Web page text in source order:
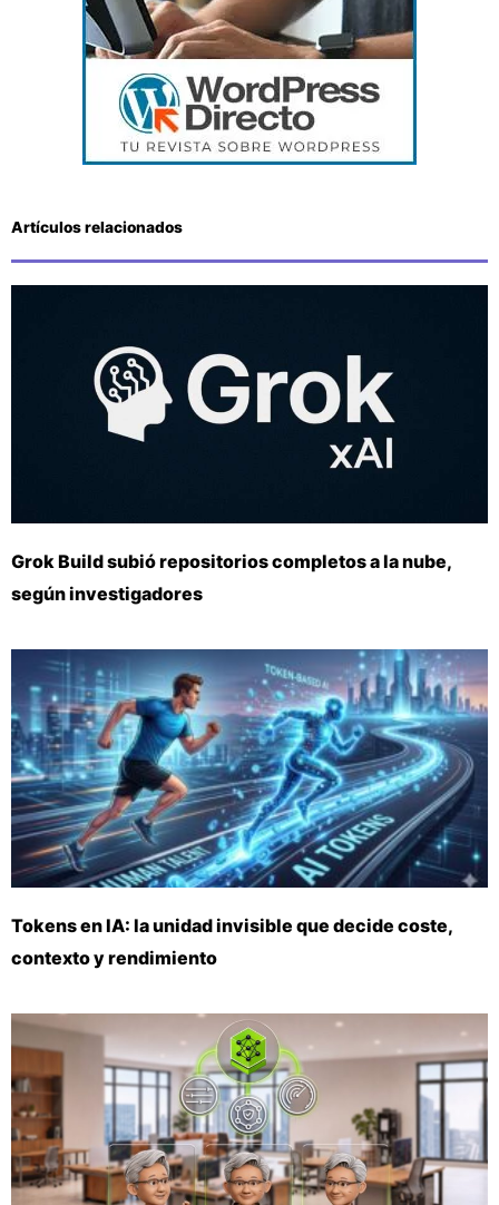
Artículos relacionados
Grok Build subió repositorios completos a la nube,
según investigadores
Tokens en IA: la unidad invisible que decide coste,
contexto y rendimiento